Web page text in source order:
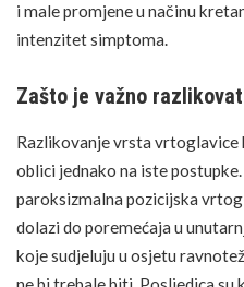
i male promjene u načinu
intenzitet simptoma.
Zašto je važno
Razlikovanje vrsta vrtoglavice
oblici jednako na iste
paroksizmalna pozicijska
dolazi do poremećaja u
koje sudjeluju u osjetu